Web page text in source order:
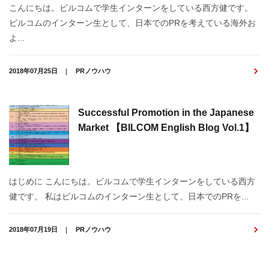
こんにちは。ビルコムで学生インターンをしている西方健です。
ビルコムのインターン生として、日本でのPRを考えている海外お
よ...
2018年07月25日 PRノウハウ
Successful Promotion in the Japanese
Market 【BILCOM English Blog Vol.1】
はじめに こんにちは。ビルコムで学生インターンをしている西方
健です。 私はビルコムのインターン生として、日本でのPRを...
2018年07月19日 PRノウハウ